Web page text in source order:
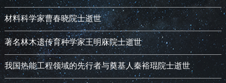
材料科学家曹春晓院士逝世
著名林木遗传育种学家王明庥院士逝世
我国热能工程领域的先行者与奠基人秦裕琨院士逝世